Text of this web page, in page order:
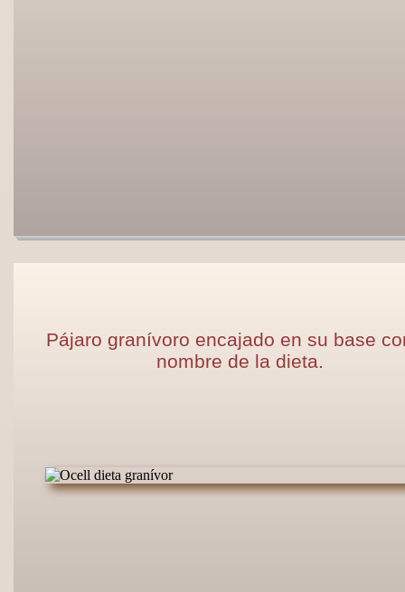
Pájaro granívoro encajado en su base
nombre de la dieta.